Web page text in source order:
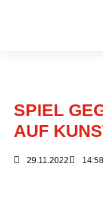
SPIEL
AUF
29.11.2022 14:58